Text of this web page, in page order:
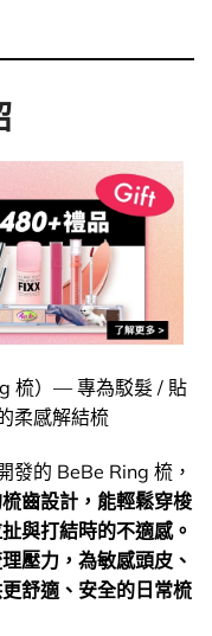
梳）— 專為駁髮 / 貼
柔感解結梳
發的 BeBe Ring 梳，
齒設計，能輕鬆穿梭
與打結時的不適感。
壓力，為敏感頭皮、
舒適、安全的日常梳